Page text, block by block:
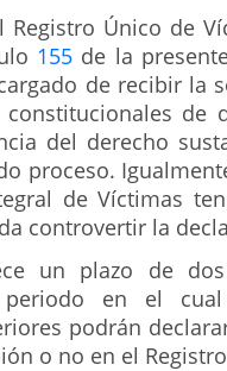
Único de
155 de la
de recibir la
de
del derecho
proceso.
de Víctimas
controvertir la
un plazo de
periodo en el
podrán
o no en el